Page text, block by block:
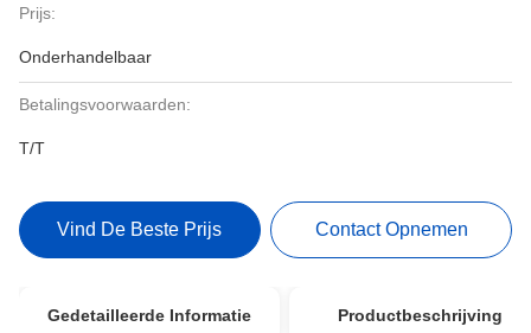
Prijs:
Onderhandelbaar
Betalingsvoorwaarden:
T/T
Vind De Beste Prijs Contact Opnemen
Gedetailleerde Informatie Productbeschrijving